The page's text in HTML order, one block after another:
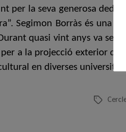
per la seva generosa
Segimon Borràs és una
quasi vint anys va ser
a la projecció exterior de
en diverses universitats
Etiquetes